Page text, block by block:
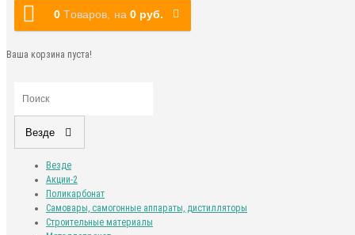
0 Tоваров, на 0 руб.
Ваша корзина пуста!
Везде
Везде
Акции-2
Поликарбонат
Самовары, самогонные аппараты, дистилляторы
Строительные материалы